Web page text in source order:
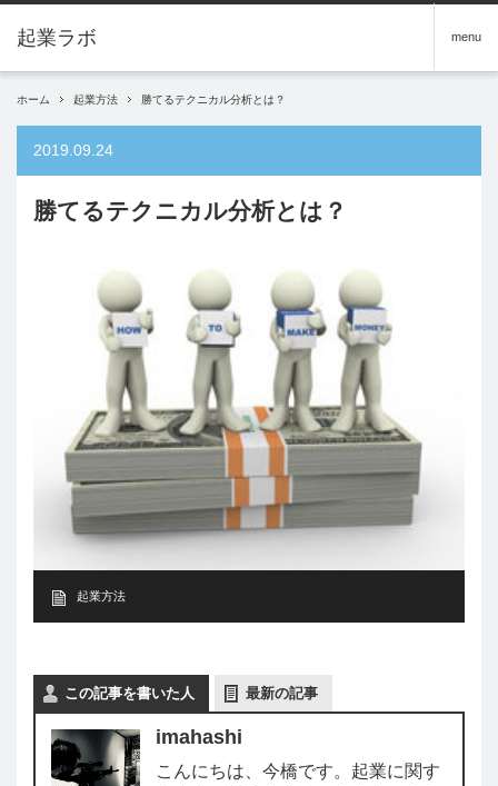
menu
ホーム 起業方法 勝てるテクニカル分析とは？
2019.09.24
勝てるテクニカル分析とは？
起業方法
この記事を書いた人 最新の記事
imahashi
こんにちは、今橋です。起業に関す